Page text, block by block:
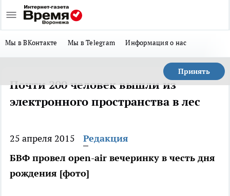
Мы в ВКонтакте Мы в Telegram Информация о нас
Принять
Почти 200 человек вышли из
электронного пространства в лес
25 апреля 2015
Редакция
БВФ провел open-air вечеринку в честь дня
рождения [фото]